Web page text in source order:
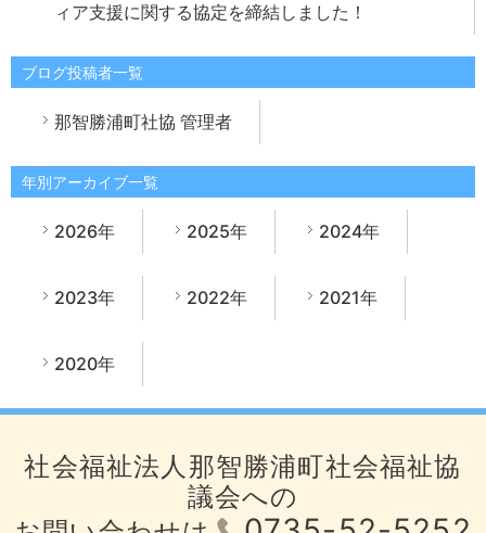
ィア支援に関する協定を締結しました！
ブログ投稿者一覧
那智勝浦町社協 管理者
年別アーカイブ一覧
2026年 2025年 2024年
2023年 2022年 2021年
2020年
社会福祉法人那智勝浦町社会福祉協
議会への